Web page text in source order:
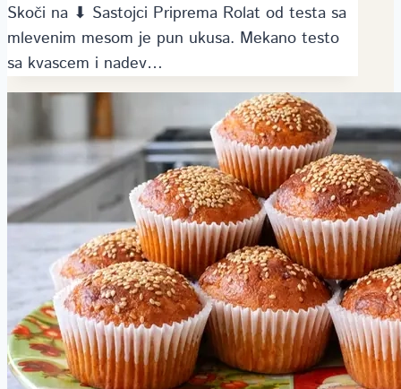
Skoči na ⬇ Sastojci Priprema Rolat od testa sa
mlevenim mesom je pun ukusa. Mekano testo
sa kvascem i nadev…